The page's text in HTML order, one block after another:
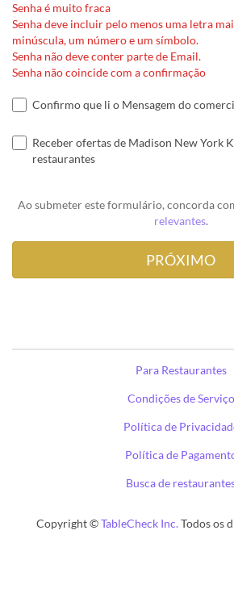
Senha é muito fraca
Senha deve incluir pelo menos uma letra
minúscula, um número e um símbolo.
Senha não deve conter parte de Email.
Senha não coincide com a confirmação
Confirmo que li o Mensagem do
Receber ofertas de Madison New York
restaurantes
Ao submeter este formulário, concorda
relevantes.
Para Restaurantes
Condições de Serviço
Política de
Política de
Busca de
Copyright ©TableCheck Inc.Todos os